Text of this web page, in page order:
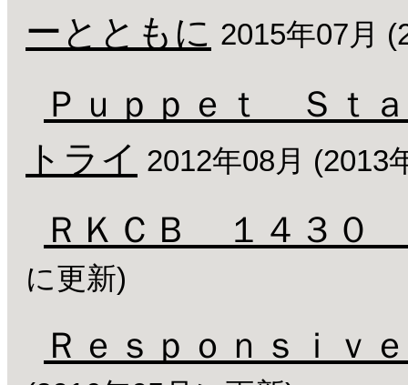
ーとともに 2015年07月
Ｐｕｐｐｅｔ Ｓｔ
トライ 2012年08月 (2013
ＲＫＣＢ １４３０
に更新)
Ｒｅｓｐｏｎｓｉｖ